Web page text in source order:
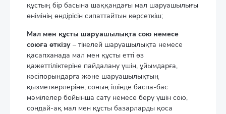
құстың бір басына шаққандағы мал шаруашылығы
өнімінің өндірісін сипаттайтын көрсеткіш;
Мал мен құсты шаруашылықта сою немесе
союға өткізу – тікелей шаруашылықта немесе
қасапханада мал мен құсты етті өз
қажеттіліктеріне пайдалану үшін, ұйымдарға,
кәсіпорындарға және шаруашылықтың
қызметкерлеріне, соның ішінде баспа-бас
мәмілелер бойынша сату немесе беру үшін сою,
сондай-ақ мал мен құсты базарларды қоса